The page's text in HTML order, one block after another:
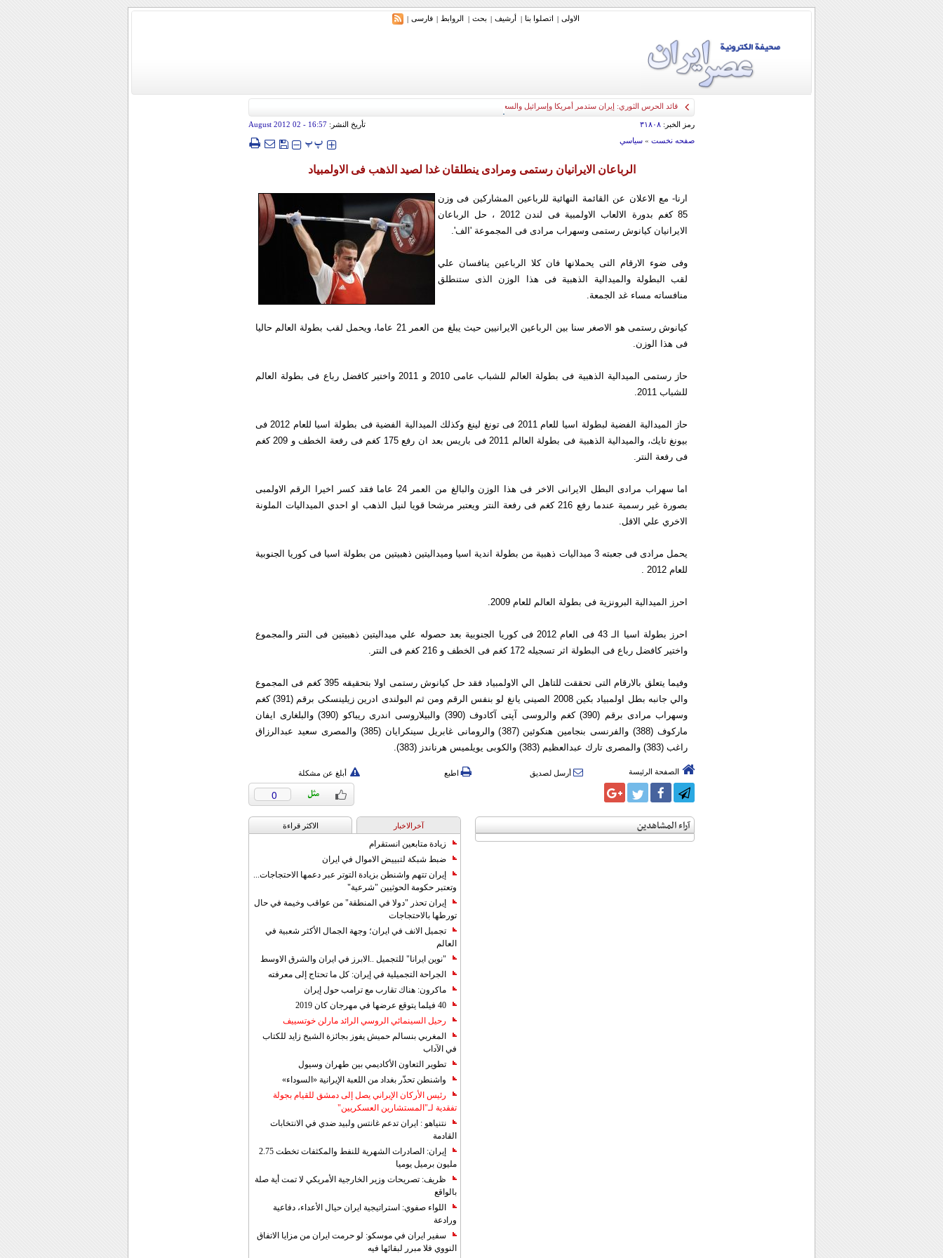
الاولی | اتصلوا بنا | أرشیف | بحث | الروابط | فارسی |
قائد الحرس الثوري: إيران ستدمر أمريكا وإسرائيل والسعودية إذا تجاوزت خطوط طهران الحمراء
رمز الخبر: ۳۱۸۰۸ تأريخ النشر:16:57
- 02 August 2012
صفحه نخست» سياسي ‍‍‍ پپ
الرباعان الایرانیان رستمی ومرادی ینطلقان غدا لصید الذهب فی الاولمبیاد
ارنا- مع الاعلان عن القائمة النهائیة للرباعین المشاركین فی وزن
85 كغم بدورة الالعاب الاولمبیة فی لندن 2012 ، حل الرباعان
الایرانیان كیانوش رستمی وسهراب مرادی فی المجموعة 'الف'.
وفی ضوء الارقام التی یحملانها فان كلا الرباعین ینافسان علي
لقب البطولة والمیدالیة الذهبیة فی هذا الوزن الذی ستنطلق
منافساته مساء غد الجمعة.
كیانوش رستمی هو الاصغر سنا بین الرباعین الایرانیین حیث یبلغ من العمر 21 عاما، ویحمل لقب بطولة العالم حالیا
فی هذا الوزن.
حاز رستمی المیدالیة الذهبیة فی بطولة العالم للشباب عامی 2010 و 2011 واختیر كافضل رباع فی بطولة العالم
للشباب 2011.
حاز المیدالیة الفضیة لبطولة اسیا للعام 2011 فی تونغ لینغ وكذلك المیدالیة الفضیة فی بطولة اسیا للعام 2012 فی
بیونغ تایك، والمیدالیة الذهبیة فی بطولة العالم 2011 فی باریس بعد ان رفع 175 كغم فی رفعة الخطف و 209 كغم
فی رفعة النتر.
اما سهراب مرادی البطل الایرانی الاخر فی هذا الوزن والبالغ من العمر 24 عاما فقد كسر اخیرا الرقم الاولمبی
بصورة غیر رسمیة عندما رفع 216 كغم فی رفعة النتر ویعتبر مرشحا قویا لنیل الذهب او احدي المیدالیات الملونة
الاخري علي الاقل.
یحمل مرادی فی جعبته 3 میدالیات ذهبیة من بطولة اندیة اسیا ومیدالیتین ذهبیتین من بطولة اسیا فی كوریا الجنوبیة
للعام 2012 .
احرز المیدالیة البرونزیة فی بطولة العالم للعام 2009.
احرز بطولة اسیا الـ 43 فی العام 2012 فی كوریا الجنوبیة بعد حصوله علي میدالیتین ذهبیتین فی النتر والمجموع
واختیر كافضل رباع فی البطولة اثر تسجیله 172 كغم فی الخطف و 216 كغم فی النتر.
وفیما یتعلق بالارقام التی تحققت للتاهل الي الاولمبیاد فقد حل كیانوش رستمی اولا بتحقیقه 395 كغم فی المجموع
والي جانبه بطل اولمبیاد بكین 2008 الصینی یانغ لو بنفس الرقم ومن ثم البولندی ادرین زیلینسكی برقم (391) كغم
وسهراب مرادی برقم (390) كغم والروسی آپتی آكادوف (390) والبیلاروسی اندری ریباكو (390) والبلغاری ایفان
ماركوف (388) والفرنسی بنجامین هنكوئین (387) والرومانی غابریل سینكرایان (385) والمصری سعید عبدالرزاق
راغب (383) والمصری تارك عبدالعظیم (383) والكوبی یویلمیس هرناندز (383).
الصفحة الرئيسة أرسل لصديق اطبع أبلغ عن مشكلة
0
آراء المشاهدين آخرالاخبار الاکثر قراءة
زيادة متابعين انستقرام
ضبط شبكة لتبييض الاموال في ايران
إيران تتهم واشنطن بزيادة التوتر عبر دعمها الاحتجاجات...
وتعتبر حكومة الحوثيين "شرعية"
إيران تحذر "دولا في المنطقة" من عواقب وخيمة في حال
تورطها بالاحتجاجات
تجميل الانف في ايران؛ وجهة الجمال الأكثر شعبية في
العالم
"نوين ايرانا" للتجميل ..الابرز في ايران والشرق الاوسط
الجراحة التجميلية في إيران: كل ما تحتاج إلى معرفته
ماكرون: هناك تقارب مع ترامب حول إيران
40 فيلما يتوقع عرضها في مهرجان كان 2019
رحيل السينمائي الروسي الرائد مارلن خوتسييف
المغربي بنسالم حميش يفوز بجائزة الشيخ زايد للكتاب
في الآداب
تطوير التعاون الأكاديمي بين طهران وسيول
واشنطن تحذّر بغداد من اللعبة الإيرانية «السوداء»
رئيس الأركان الإيراني يصل إلى دمشق للقيام بجولة
تفقدية لـ"المستشارين العسكريين"
نتنياهو : ايران تدعم غانتس ولبيد ضدي في الانتخابات
القادمة
إيران: الصادرات الشهریة للنفط والمكثفات تخطت 2.75
مليون برميل يوميا
ظريف: تصريحات وزير الخارجية الأمريكي لا تمت أية صلة
بالواقع
اللواء صفوي: استراتيجية ايران حيال الأعداء، دفاعية
ورادعة
سفير ايران في موسكو: لو حرمت ايران من مزايا الاتفاق
النووي فلا مبرر لبقائها فيه